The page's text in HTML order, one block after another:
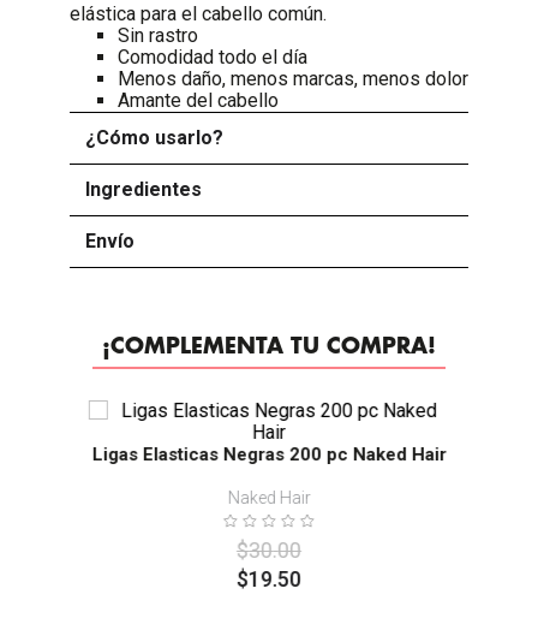
elástica para el cabello común.
Sin rastro
Comodidad todo el día
Menos daño, menos marcas, menos dolor
Amante del cabello
¿Cómo usarlo?
Ingredientes
Envío
¡COMPLEMENTA TU COMPRA!
-35%
Ligas Elasticas Negras 200 pc Naked Hair
Naked Hair
$30.00
$19.50